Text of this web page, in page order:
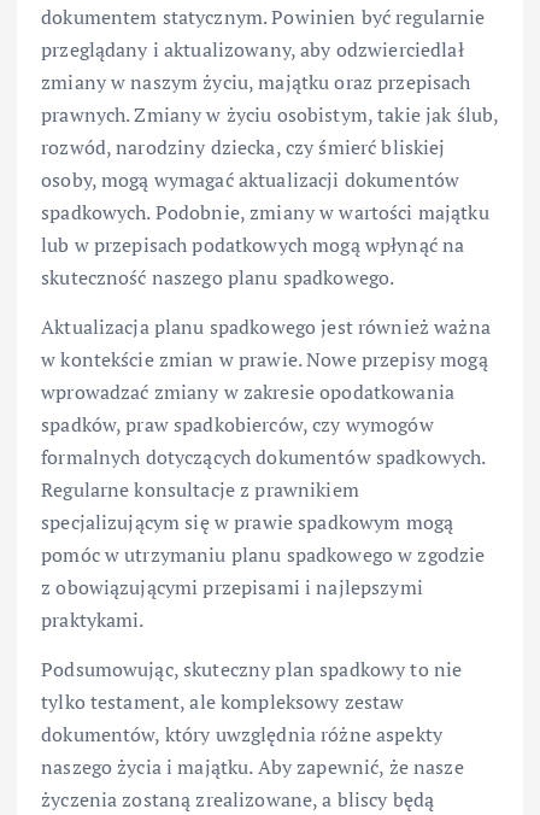
dokumentem statycznym. Powinien być regularnie
przeglądany i aktualizowany, aby odzwierciedlał
zmiany w naszym życiu, majątku oraz przepisach
prawnych. Zmiany w życiu osobistym, takie jak ślub,
rozwód, narodziny dziecka, czy śmierć bliskiej
osoby, mogą wymagać aktualizacji dokumentów
spadkowych. Podobnie, zmiany w wartości majątku
lub w przepisach podatkowych mogą wpłynąć na
skuteczność naszego planu spadkowego.
Aktualizacja planu spadkowego jest również ważna
w kontekście zmian w prawie. Nowe przepisy mogą
wprowadzać zmiany w zakresie opodatkowania
spadków, praw spadkobierców, czy wymogów
formalnych dotyczących dokumentów spadkowych.
Regularne konsultacje z prawnikiem
specjalizującym się w prawie spadkowym mogą
pomóc w utrzymaniu planu spadkowego w zgodzie
z obowiązującymi przepisami i najlepszymi
praktykami.
Podsumowując, skuteczny plan spadkowy to nie
tylko testament, ale kompleksowy zestaw
dokumentów, który uwzględnia różne aspekty
naszego życia i majątku. Aby zapewnić, że nasze
życzenia zostaną zrealizowane, a bliscy będą